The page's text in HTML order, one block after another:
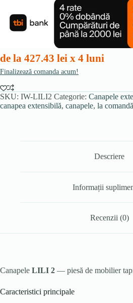
de la 427.43 lei x 4 luni
Finalizează comanda acum!
SKU: IW-LILI2 Categorie: Canapele
canapea extensibilă, canapele, la comandă
Descriere
Informații
Recenzii (0)
Canapele LILI 2 — piesă de mobilier
Caracteristici principale